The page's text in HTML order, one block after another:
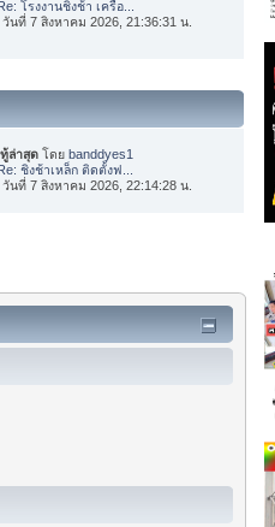
โรงงานชิงช้า เครื่อ...
วันที่ 7 สิงหาคม 2026, 21:36:31 น.
ล่าสุด โดยbanddyes1
ชิงช้าเหล็ก ติดตั้งฟ...
วันที่ 7 สิงหาคม 2026, 22:14:28 น.